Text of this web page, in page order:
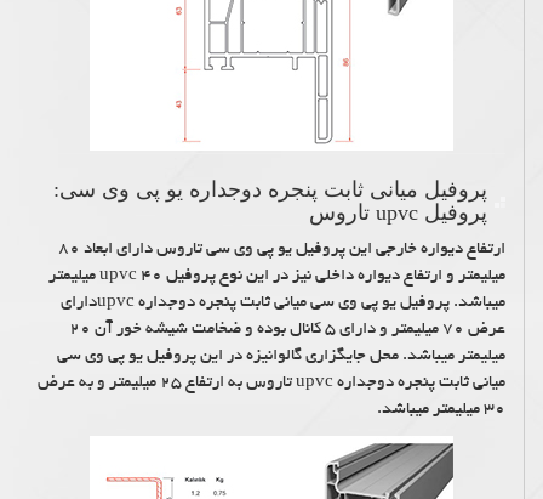
پروفیل میانی ثابت پنجره دوجداره یو پی وی سی:
پروفیل upvc تاروس
ارتفاع دیواره خارجی این پروفیل یو پی وی سی تاروس دارای ابعاد ۸۰
میلیمتر و ارتفاع دیواره داخلی نیز در این نوع پروفیل upvc ۴۰ میلیمتر
میباشد. پروفیل یو پی وی سی میانی ثابت پنجره دوجداره upvcدارای
عرض ۷۰ میلیمتر و دارای ۵ کانال بوده و ضخامت شیشه خور آن ۲۰
میلیمتر میباشد. محل جایگزاری گالوانیزه در این پروفیل یو پی وی سی
میانی ثابت پنجره دوجداره upvc تاروس به ارتفاع ۲۵ میلیمتر و به عرض
۳۰ میلیمتر میباشد.